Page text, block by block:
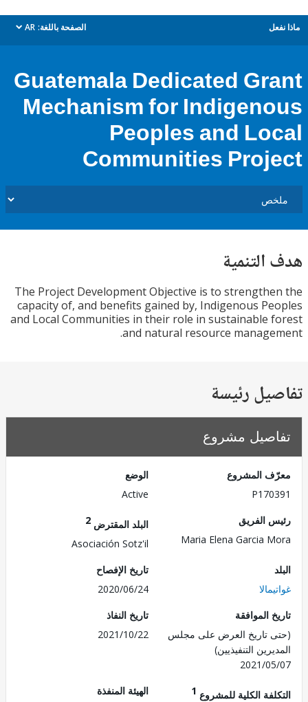
الصفحة باللغة: AR
dropdown
Guatemala Dedicated
Mechanism for
Peoples and
Communities
The Project Development Objective is to
capacity of, and benefits gained by, Indigenous
and Local Communities in their role in sustainable
and natural resource
رئيسة
مشروع
المشروع
الفريق
Maria Elena Garcia
البلد المقترض
Asociación Sotz'il
تاريخ الإفصاح
2020/06/24
الموافقة
تاريخ العرض على مجلس
التنفيذيين)
2021/
تاريخ النفاذ
2021/10/22
الكلية للمشروع1
الهيئة المنفذة